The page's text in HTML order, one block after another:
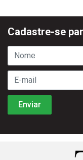
Cadastre-se